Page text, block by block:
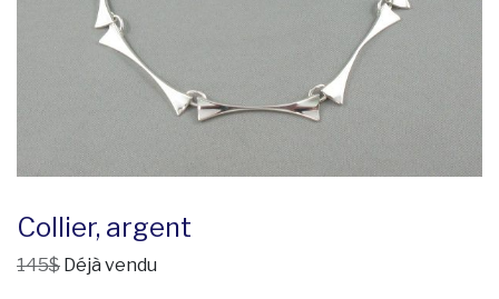
Collier, argent
145$ Déjà vendu